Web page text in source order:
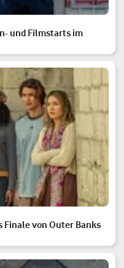
und Filmstarts im
Finale von Outer Banks